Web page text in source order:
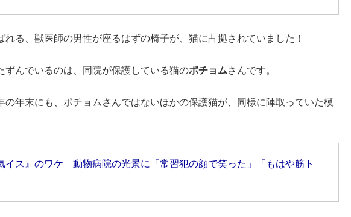
れる、獣医師の男性が座るはずの椅子が、猫に占拠されていました！
ずんでいるのは、同院が保護している猫のポチョムさんです。
の年末にも、ポチョムさんではないほかの保護猫が、同様に陣取っていた模
イス』のワケ 動物病院の光景に「常習犯の顔で笑った」「もはや筋ト